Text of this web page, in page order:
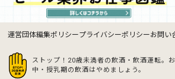
運営団体編集ポリシープライバシーポリシーお問い
ストップ！20歳未満者の飲酒・飲酒運転。
中・授乳期の飲酒はやめましょう。